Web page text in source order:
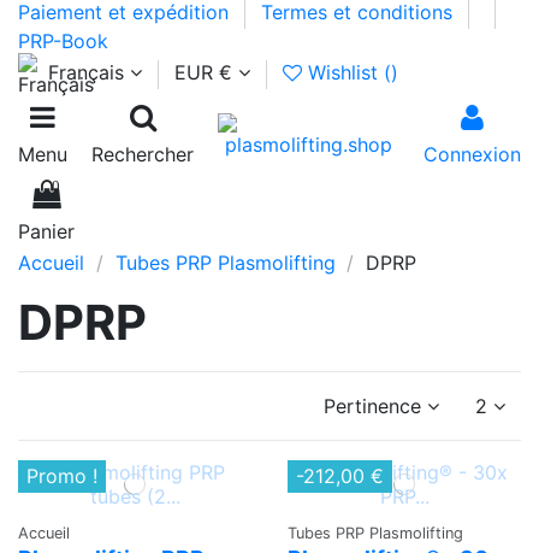
Paiement et expédition
Termes et conditions
PRP-Book
Français
EUR € Wishlist ()
Menu Rechercher Connexion
0
Panier
Accueil
Tubes PRP Plasmolifting DPRP
DPRP
Pertinence 2
Promo !
Accueil
-212,00 €
Tubes PRP Plasmolifting